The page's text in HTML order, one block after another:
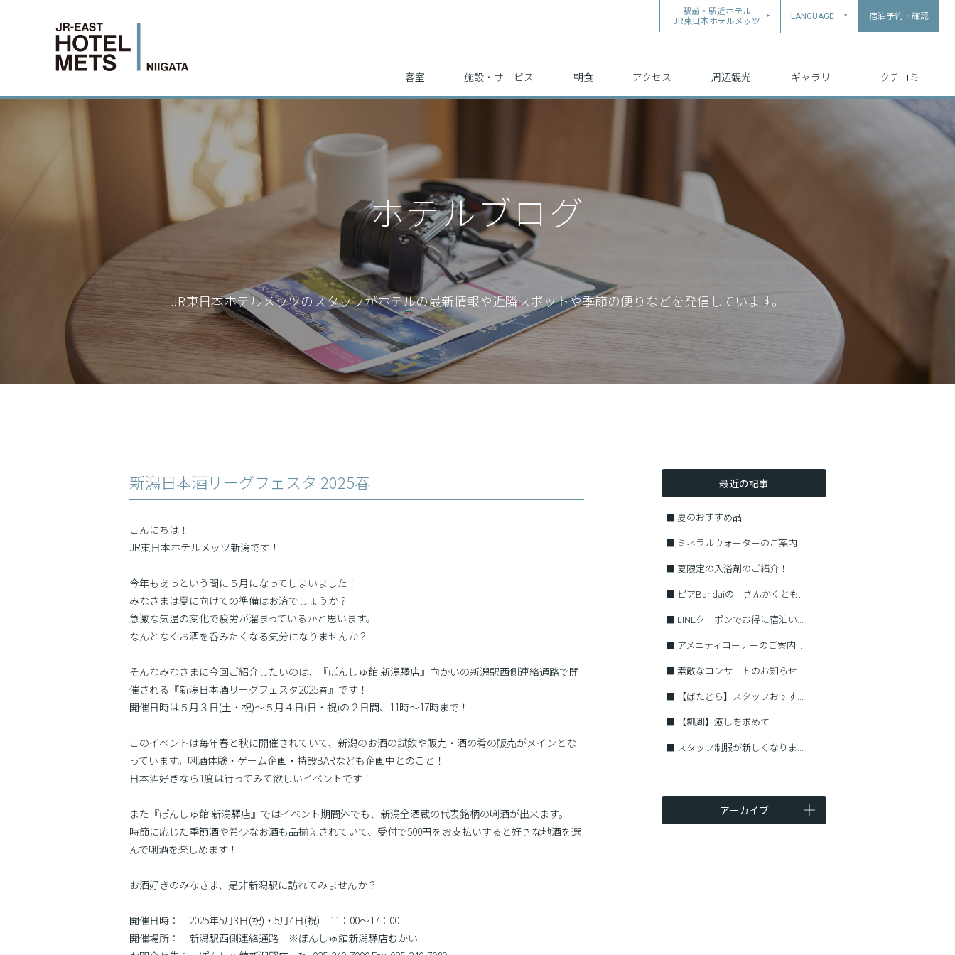
駅前・駅近ホテル
JR東日本ホテルメッツ
LANGUAGE ▲ 宿泊予約・確認
客室 施設・サービス 朝食 アクセス 周辺観光 ギャラリー クチコミ
ホテルブログ
JR東日本ホテルメッツのスタッフがホテルの最新情報や近隣スポットや季節の便りなどを発信しています。
新潟日本酒リーグフェスタ 2025春
こんにちは！
JR東日本ホテルメッツ新潟です！
今年もあっという間に５月になってしまいました！
みなさまは夏に向けての準備はお済でしょうか？
急激な気温の変化で疲労が溜まっているかと思います。
なんとなくお酒を呑みたくなる気分になりませんか？
そんなみなさまに今回ご紹介したいのは、『ぽんしゅ館 新潟驛店』向かいの新潟駅西側連絡通路で開
催される『新潟日本酒リーグフェスタ2025春』です！
開催日時は５月３日(土・祝)〜５月４日(日・祝)の２日間、11時〜17時まで！
このイベントは毎年春と秋に開催されていて、新潟のお酒の試飲や販売・酒の肴の販売がメインとな
っています。唎酒体験・ゲーム企画・特設BARなども企画中とのこと！
日本酒好きなら1度は行ってみて欲しいイベントです！
また『ぽんしゅ館 新潟驛店』ではイベント期間外でも、新潟全酒蔵の代表銘柄の唎酒が出来ます。
時節に応じた季節酒や希少なお酒も品揃えされていて、受付で500円をお支払いすると好きな地酒を選
んで唎酒を楽しめます！
お酒好きのみなさま、是非新潟駅に訪れてみませんか？
開催日時： 2025年5月3日(祝)・5月4日(祝) 11：00〜17：00
開催場所： 新潟駅西側連絡通路 ※ぽんしゅ館新潟驛店むかい
最近の記事
■ 夏のおすすめ品
■ ミネラルウォーターのご案内...
■ 夏限定の入浴剤のご紹介！
■ ピアBandaiの「さんかくとも...
■ LINEクーポンでお得に宿泊い...
■ アメニティコーナーのご案内...
■ 素敵なコンサートのお知らせ
■
【ばたどら】スタッフおすす...
■
【瓢湖】癒しを求めて
■ スタッフ制服が新しくなりま...
アーカイブ